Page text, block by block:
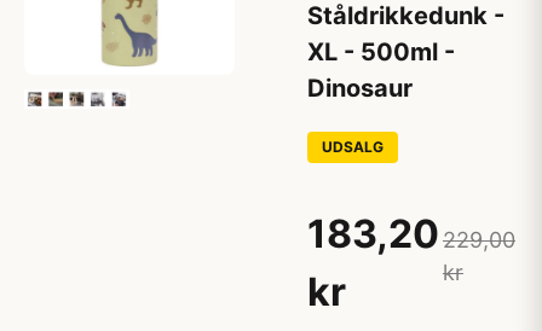
Ståldrikkedunk -
XL - 500ml -
Dinosaur
UDSALG
183,20
kr
229,00
kr